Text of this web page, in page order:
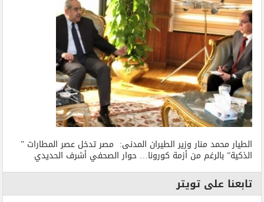
الطيار محمد منار وزير الطيران المدنى: مصر تدخل عصر المطارات ”
الذكية” بالرغم من أزمة كورونا… حوار الصحفي أشرف الحديدي
تابعنا على تويتر